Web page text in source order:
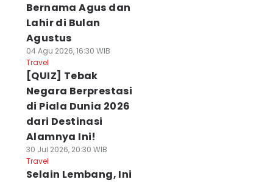
Bernama Agus dan
Lahir di Bulan
Agustus
04 Agu 2026, 16:30 WIB
Travel
[QUIZ] Tebak
Negara Berprestasi
di Piala Dunia 2026
dari Destinasi
Alamnya Ini!
30 Jul 2026, 20:30 WIB
Travel
Selain Lembang, Ini